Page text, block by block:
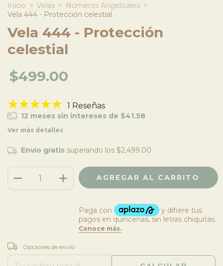
Inicio > Velas > Números Angelicales >
Vela 444 - Protección celestial
Vela 444 - Protección
celestial
$499.00
1 Reseñas
12 meses sin intereses de $41.58
Ver más detalles
Envío gratis superando los $2,499.00
Entregas para el CP:
Opciones de envío